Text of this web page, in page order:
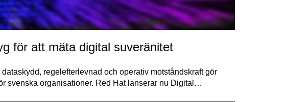
för att mäta digital suveränitet
regelefterlevnad och operativ motståndskraft gör
svenska organisationer. Red Hat lanserar nu Digital…